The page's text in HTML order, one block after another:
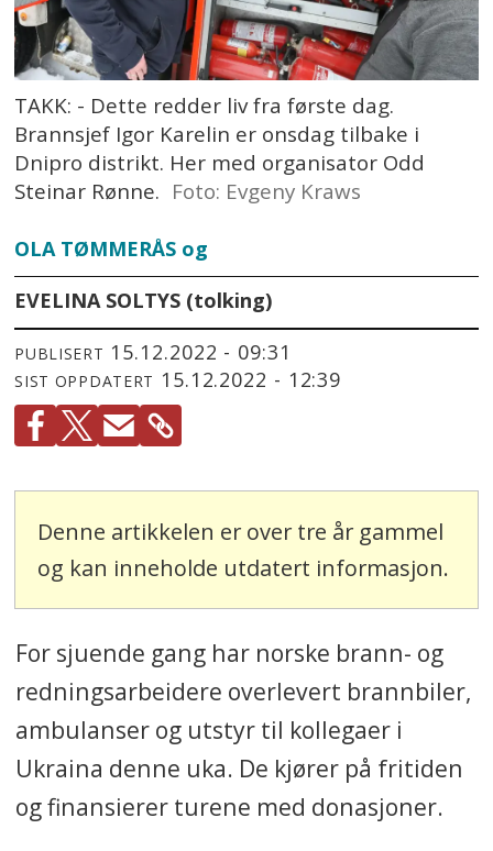
TAKK: - Dette redder liv fra første dag.
Brannsjef Igor Karelin er onsdag tilbake i
Dnipro distrikt. Her med organisator Odd
Steinar Rønne. Foto: Evgeny Kraws
OLA TØMMERÅS og
EVELINA SOLTYS (tolking)
PUBLISERT 15.12.2022 - 09:31
SIST OPPDATERT 15.12.2022 - 12:39
Denne artikkelen er over tre år gammel
og kan inneholde utdatert informasjon.
For sjuende gang har norske brann- og
redningsarbeidere overlevert brannbiler,
ambulanser og utstyr til kollegaer i
Ukraina denne uka. De kjører på fritiden
og finansierer turene med donasjoner.